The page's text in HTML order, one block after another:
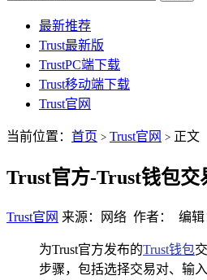
最新推荐
Trust最新版
TrustPC端下载
Trust移动端下载
Trust官网
当前位置： 首页 > Trust官网 > 正文
Trust官方-Trust钱包交
Trust官网 来源：网络 作者： 编辑
为Trust官方发布的Trust钱包
步骤，包括选择交易对、输